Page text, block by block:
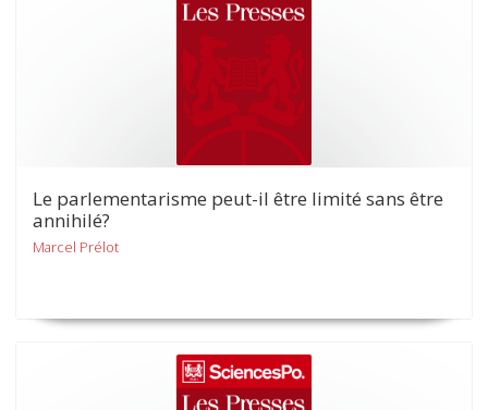
Le parlementarisme peut-il être limité sans être
annihilé?
Marcel Prélot